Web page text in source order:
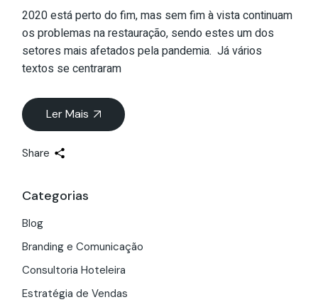
2020 está perto do fim, mas sem fim à vista continuam
os problemas na restauração, sendo estes um dos
setores mais afetados pela pandemia. Já vários
textos se centraram
Ler Mais
Share
Categorias
Blog
Branding e Comunicação
Consultoria Hoteleira
Estratégia de Vendas